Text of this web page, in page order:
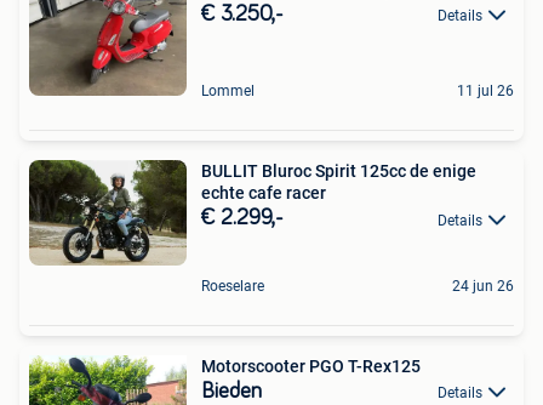
€ 3.250,- Details
Lommel 11 jul 26
BULLIT Bluroc Spirit 125cc de enige
echte cafe racer
€ 2.299,- Details
Roeselare 24 jun 26
Motorscooter PGO T-Rex125
Bieden Details